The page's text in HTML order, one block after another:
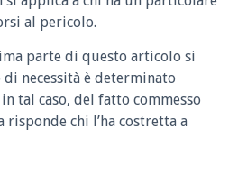
al pericolo.
parte di questo articolo si
necessità è determinato
tal caso, del fatto commesso
risponde chi l’ha costretta a